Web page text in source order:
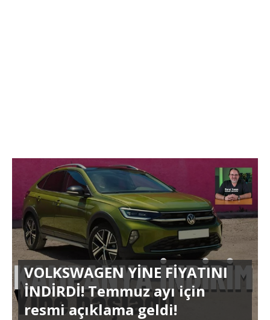
VOLKSWAGEN YİNE FİYATINI
İNDİRDİ! Temmuz ayı için
resmi açıklama geldi!